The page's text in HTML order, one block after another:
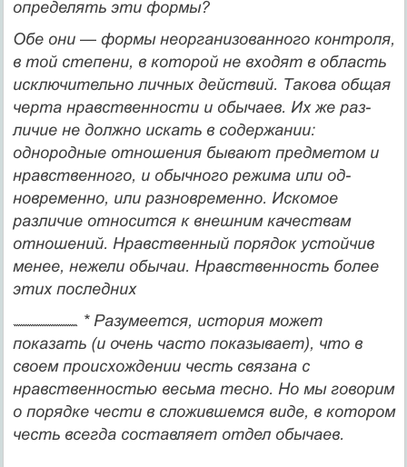
определять эти формы?
Обе они — формы неорганизованного контроля,
в той степе­ни, в которой не входят в область
исключительно личных дейст­вий. Такова общая
черта нравственности и обычаев. Их же раз­
личие не должно искать в содержании:
однородные отношения бывают предметом и
нравственного, и обычного режима или од­
новременно, или разновременно. Искомое
различие относится к внешним качествам
отношений. Нравственный порядок устойчив
менее, нежели обычаи. Нравственность более
этих последних
* Разумеется, история может
показать (и очень часто показывает), что в
своем происхождении честь связана с
нравственностью весьма тесно. Но мы говорим
о по­рядке чести в сложившемся виде, в котором
честь всегда составляет отдел обычаев.